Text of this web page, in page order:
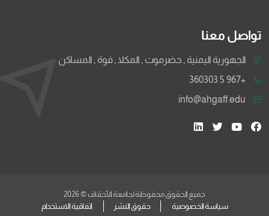
تواصل معنا
الجهورية اليمنية , حضرموت , المكلا , فوة , المساكن
+967 5 360303
info@ahgaff.edu
جميع الحقوق محفوظة لجامعة الأحقاف © 2026
سياسة الخصوصية
حقوق النشر اتفاقية الاستخدام